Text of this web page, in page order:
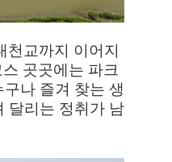
교까지 이어지
스 곳곳에는 파크
나 즐겨 찾는 생
달리는 정취가 남